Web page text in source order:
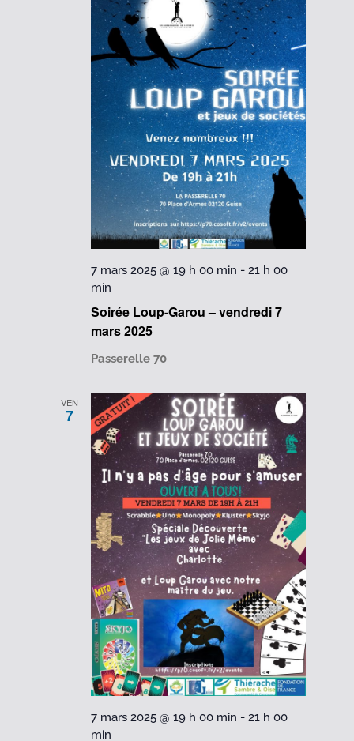
Soirée Loup-Garou – vendredi 7
mars 2025
7 mars 2025 @ 19 h 00 min -21 h 00
min
Passerelle 70
VEN
7
7 mars 2025 @ 19 h 00 min -21 h 00
min